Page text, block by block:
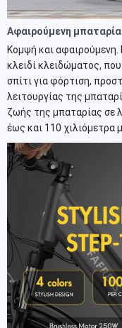
Αφαιρούμενη μπαταρία
Κομψή και
κλειδί κλειδώματος,
σπίτι για φόρτιση,
λειτουργίας της
ζωής της μπαταρίας σε
έως και 110 χιλιόμετρα